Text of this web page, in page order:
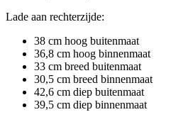
Lade aan rechterzijde:
38 cm hoog buitenmaat
36,8 cm hoog binnenmaat
33 cm breed buitenmaat
30,5 cm breed binnenmaat
42,6 cm diep buitenmaat
39,5 cm diep binnenmaat